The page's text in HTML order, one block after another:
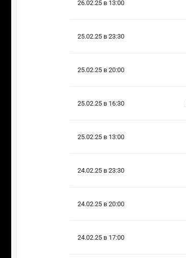
26.02.25 в 13:00
25.02.25 в 23:30
25.02.25 в 20:00
25.02.25 в 16:30
25.02.25 в 13:00
24.02.25 в 23:30
24.02.25 в 20:00
24.02.25 в 17:00